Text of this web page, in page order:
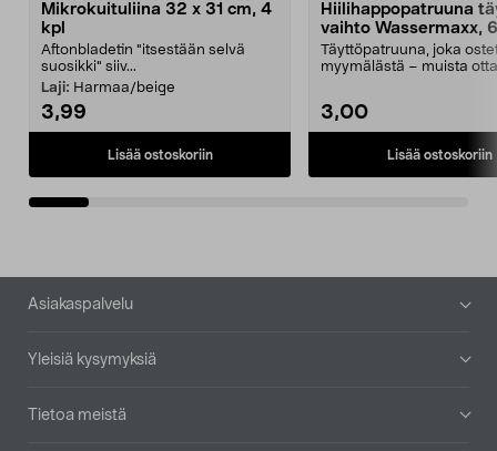
Mikrokuituliina 32 x 31 cm, 4
kpl
Aftonbladetin "itsestään selvä
suosikki" siiv...
Laji: Harmaa/beige
3,99
Lisää ostoskoriin
Hiilihappopatruuna
vaihto Wassermaxx,
Täyttöpatruuna, joka
myymälästä – muista
3,00
Lisää ostoskoriin
Alatunniste
Asiakaspalvelu
Yleisiä kysymyksiä
Tietoa meistä